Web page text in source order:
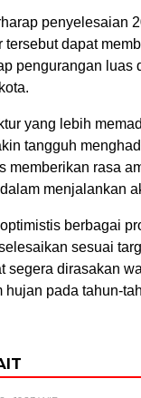
penyelesaian
tersebut dapat
pengurangan luas
yang lebih
tangguh
memberikan rasa
menjalankan
berbagai
sesuai
segera dirasakan
hujan pada tahun-